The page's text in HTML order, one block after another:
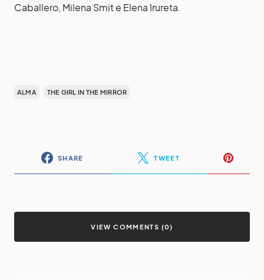
Caballero, Milena Smit e Elena Irureta.
ALMA THE GIRL IN THE MIRROR
SHARE TWEET
VIEW COMMENTS (0)